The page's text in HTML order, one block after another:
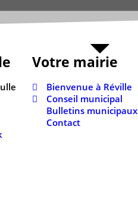
Votre mairie
Bienvenue à Réville
Conseil municipal
Bulletins municipaux
Contact